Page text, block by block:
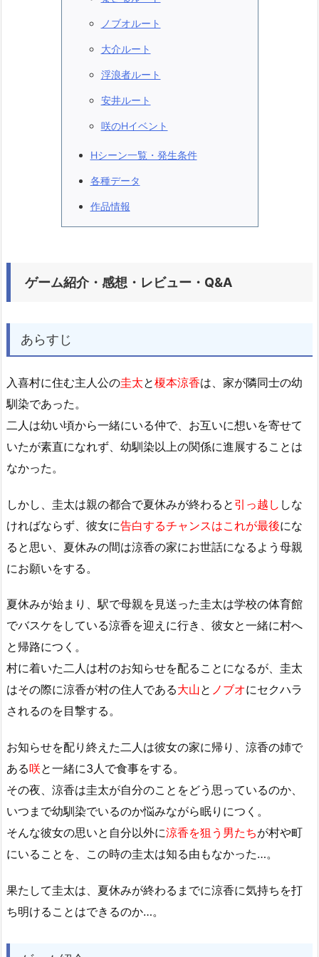
ノブオルート
大介ルート
浮浪者ルート
安井ルート
咲のHイベント
Hシーン一覧・発生条件
各種データ
作品情報
ゲーム紹介・感想・レビュー・Q&A
あらすじ
入喜村に住む主人公の圭太と榎本涼香は、家が隣同士の幼
馴染であった。
二人は幼い頃から一緒にいる仲で、お互いに想いを寄せて
いたが素直になれず、幼馴染以上の関係に進展することは
なかった。
しかし、圭太は親の都合で夏休みが終わると 引っ越し しな
ければならず、彼女に告白するチャンスはこれが最後にな
ると思い、夏休みの間は涼香の家にお世話になるよう母親
にお願いをする。
夏休みが始まり、駅で母親を見送った圭太は学校の体育館
でバスケをしている涼香を迎えに行き、彼女と一緒に村へ
と帰路につく。
村に着いた二人は村のお知らせを配ることになるが、圭太
はその際に涼香が村の住人である大山と ノブオにセクハラ
されるのを目撃する。
お知らせを配り終えた二人は彼女の家に帰り、涼香の姉で
ある咲と一緒に3人で食事をする。
その夜、涼香は圭太が自分のことをどう思っているのか、
いつまで幼馴染でいるのか悩みながら眠りにつく。
そんな彼女の思いと自分以外に涼香を狙う男たちが村や町
にいることを、この時の圭太は知る由もなかった…。
果たして圭太は、夏休みが終わるまでに涼香に気持ちを打
ち明けることはできるのか…。